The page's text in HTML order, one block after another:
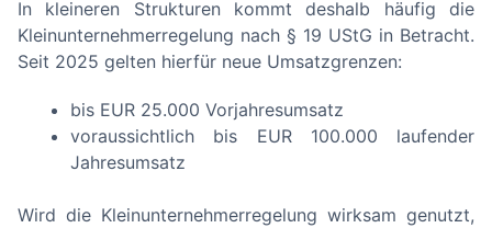
In kleineren Strukturen kommt deshalb häufig die
Kleinunternehmerregelung nach § 19 UStG in Betracht.
Seit 2025 gelten hierfür neue Umsatzgrenzen:
bis EUR 25.000 Vorjahresumsatz
voraussichtlich bis EUR 100.000 laufender
Jahresumsatz
Wird die Kleinunternehmerregelung wirksam genutzt,